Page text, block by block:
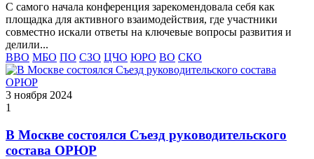
С самого начала конференция зарекомендовала себя как
площадка для активного взаимодействия, где участники
совместно искали ответы на ключевые вопросы развития и
делили...
ВВО МБО ПО СЗО ЦЧО ЮРО ВО СКО
3 ноября 2024
1
В Москве состоялся Съезд руководительского
состава ОРЮР